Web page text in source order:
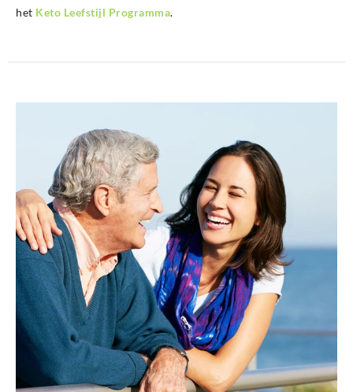
het Keto Leefstijl Programma.